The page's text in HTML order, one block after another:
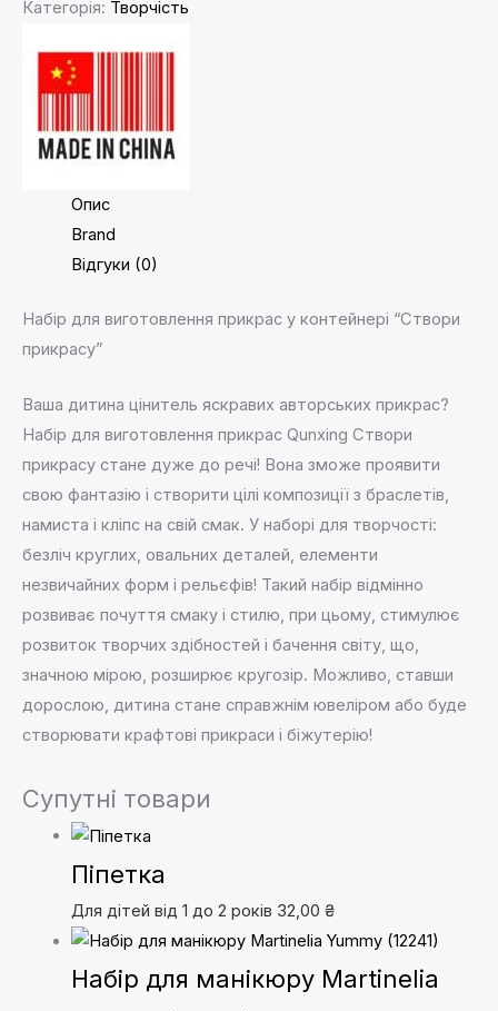
Категорія: Творчість
Опис
Brand
Відгуки (0)
Набір для виготовлення прикрас у контейнері “Створи
прикрасу”
Ваша дитина цінитель яскравих авторських прикрас?
Набір для виготовлення прикрас Qunxing Створи
прикрасу стане дуже до речі! Вона зможе проявити
свою фантазію і створити цілі композиції з браслетів,
намиста і кліпс на свій смак. У наборі для творчості:
безліч круглих, овальних деталей, елементи
незвичайних форм і рельєфів! Такий набір відмінно
розвиває почуття смаку і стилю, при цьому, стимулює
розвиток творчих здібностей і бачення світу, що,
значною мірою, розширює кругозір. Можливо, ставши
дорослою, дитина стане справжнім ювеліром або буде
створювати крафтові прикраси і біжутерію!
Супутні товари
Піпетка
Для дітей від 1 до 2 років 32,00 ₴
Набір для манікюру Martinelia